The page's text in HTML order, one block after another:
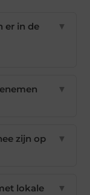
er in de
▼
▼
zijn op
▼
lokale
▼